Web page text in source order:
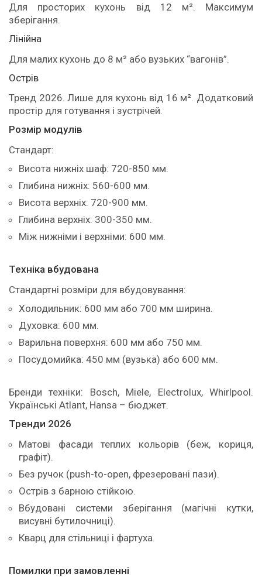
Для просторих кухонь від 12 м². Максимум
зберігання.
Лінійна
Для малих кухонь до 8 м² або вузьких “вагонів”.
Острів
Тренд 2026. Лише для кухонь від 16 м². Додатковий
простір для готування і зустрічей.
Розмір модулів
Стандарт:
Висота нижніх шаф: 720-850 мм.
Глибина нижніх: 560-600 мм.
Висота верхніх: 720-900 мм.
Глибина верхніх: 300-350 мм.
Між нижніми і верхніми: 600 мм.
Техніка вбудована
Стандартні розміри для вбудовування:
Холодильник: 600 мм або 700 мм ширина.
Духовка: 600 мм.
Варильна поверхня: 600 мм або 750 мм.
Посудомийка: 450 мм (вузька) або 600 мм.
Бренди техніки: Bosch, Miele, Electrolux, Whirlpool.
Українські Atlant, Hansa – бюджет.
Тренди 2026
Матові фасади теплих кольорів (беж, кориця,
графіт).
Без ручок (push-to-open, фрезеровані пази).
Острів з барною стійкою.
Вбудовані системи зберігання (магічні кутки,
висувні бутилочниці).
Кварц для стільниці і фартуха.
Помилки при замовленні